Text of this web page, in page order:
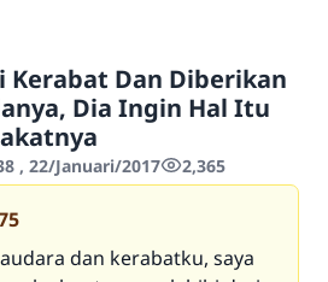
Kerabat Dan Diberikan
Dia Ingin Hal Itu
, 22/Januari/2017 2,365
dan kerabatku, saya